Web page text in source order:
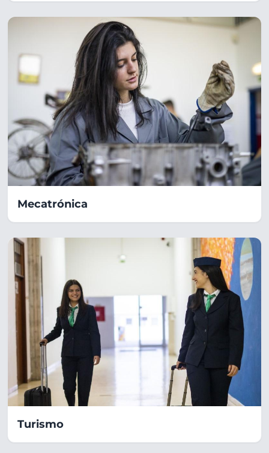
Mecatrónica
Turismo